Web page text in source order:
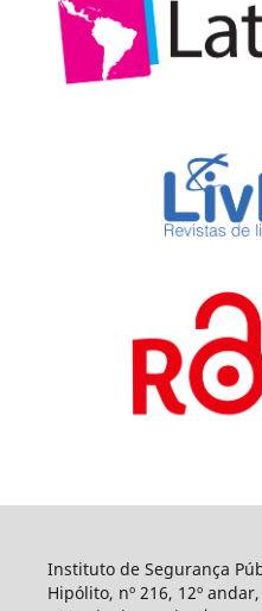
Instituto de Segurança
Hipólito, nº 216, 12º